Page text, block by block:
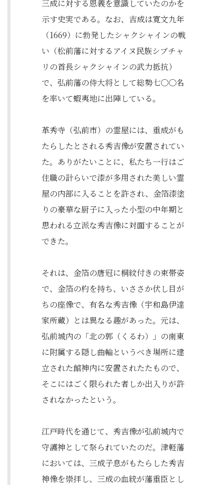
三成に対する恩義を意識していたのかを
示す史実である。なお、吉成は寛文九年
（1669）に勃発したシャクシャインの戦
い（松前藩に対するアイヌ民族シブチャ
リの首長シャクシャインの武力抵抗）
で、弘前藩の侍大将として総勢七〇〇名
を率いて蝦夷地に出陣している。
革秀寺（弘前市）の霊屋には、重成がも
たらしたとされる秀吉像が安置されてい
た。ありがたいことに、私たち一行はご
住職の計らいで漆が多用された美しい霊
屋の内部に入ることを許され、金箔漆塗
りの豪華な厨子に入った小型の中年期と
思われる立派な秀吉像に対面することが
できた。
それは、金箔の唐冠に桐紋付きの束帯姿
で、金箔の杓を持ち、いささか伏し目が
ちの座像で、有名な秀吉像（宇和島伊達
家所蔵）とは異なる趣があった。元は、
弘前城内の「北の郭（くるわ）」の南東
に附属する隠し曲輪というべき場所に建
立された館神内に安置されたたもので、
そこにはごく限られた者しか出入りが許
されなかったという。
江戸時代を通じて、秀吉像が弘前城内で
守護神として祭られていたのだ。津軽藩
においては、三成子息がもたらした秀吉
神像を崇拝し、三成の血統が藩重臣とし